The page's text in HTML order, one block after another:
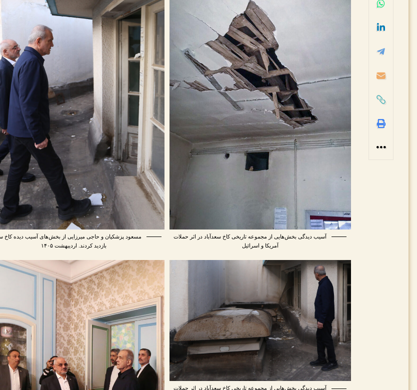
آسیب دیدگی بخش‌هایی از مجموعه تاریخی کاخ سعدآباد در اثر حملات
آمریکا و اسرائیل
مسعود پزشکیان و حاجی میرزایی از بخش‌های آسیب دیده کاخ
بازدید کردند. اردیبهشت ۱۴۰۵
آسیب دیدگی بخش‌هایی از مجموعه تاریخی کاخ سعدآباد در اثر حملات